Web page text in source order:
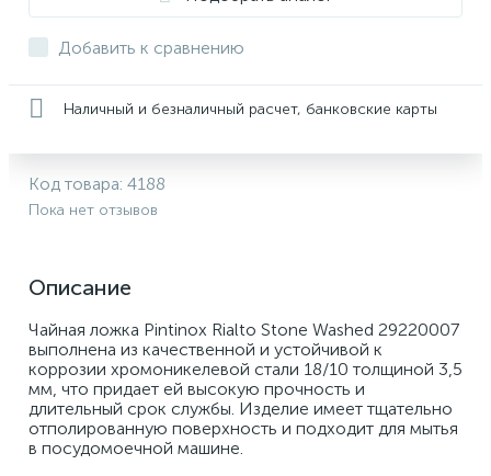
Добавить к сравнению
Наличный и безналичный расчет, банковские карты
Код товара: 4188
Пока нет отзывов
Описание
Чайная ложка Pintinox Rialto Stone Washed 29220007
выполнена из качественной и устойчивой к
коррозии хромоникелевой стали 18/10 толщиной 3,5
мм, что придает ей высокую прочность и
длительный срок службы. Изделие имеет тщательно
отполированную поверхность и подходит для мытья
в посудомоечной машине.